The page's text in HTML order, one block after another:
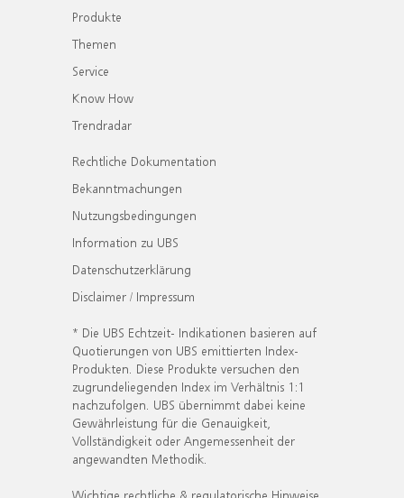
Produkte
Themen
Service
Know How
Trendradar
Rechtliche Dokumentation
Bekanntmachungen
Nutzungsbedingungen
Information zu UBS
Datenschutzerklärung
Disclaimer / Impressum
* Die UBS Echtzeit- Indikationen basieren auf
Quotierungen von UBS emittierten Index-
Produkten. Diese Produkte versuchen den
zugrundeliegenden Index im Verhältnis 1:1
nachzufolgen. UBS übernimmt dabei keine
Gewährleistung für die Genauigkeit,
Vollständigkeit oder Angemessenheit der
angewandten Methodik.